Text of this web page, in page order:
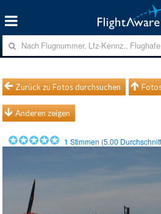
Zurück zu Fotos durchsuchen
Anderen zeigen
1 Stimmen (5.00